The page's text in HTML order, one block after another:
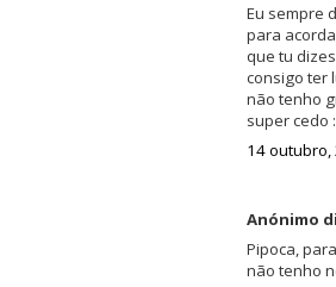
Eu sempre
para
que tu
consigo ter
não tenho
super cedo
14 outubro,
Anónimo
Pipoca,
não tenho